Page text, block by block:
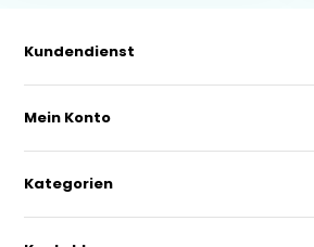
Kundendienst
Mein Konto
Kategorien